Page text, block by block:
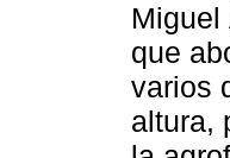
Miguel
que
varios
altura,